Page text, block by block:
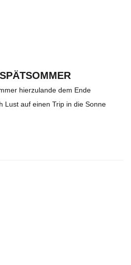
hierzulande dem Ende
Lust auf einen Trip in die Sonne